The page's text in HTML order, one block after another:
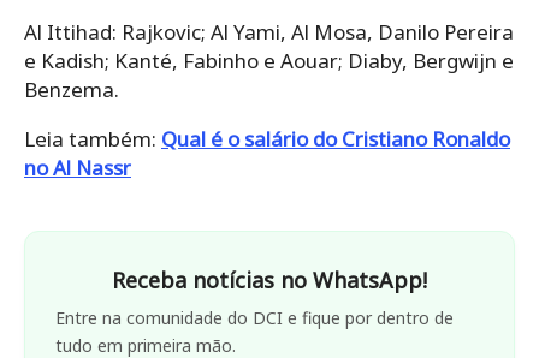
Al Ittihad: Rajkovic; Al Yami, Al Mosa, Danilo Pereira
e Kadish; Kanté, Fabinho e Aouar; Diaby, Bergwijn e
Benzema.
Leia também: Qual é o salário do Cristiano Ronaldo
no Al Nassr
Receba notícias no WhatsApp!
Entre na comunidade do DCI e fique por dentro de
tudo em primeira mão.